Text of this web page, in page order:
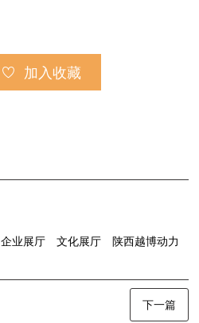
加入收藏
企业展厅 文化展厅
陕西越博动力
下一篇